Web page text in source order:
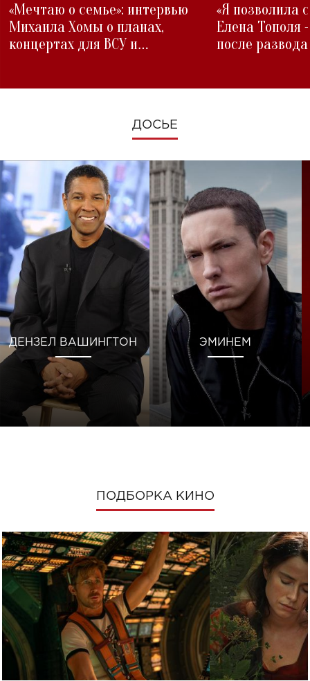
«Мечтаю о семье»: интервью
Михаила Хомы о планах,
концертах для ВСУ и
«Я позволила
Елена Тополя
после развода
ДОСЬЕ
ДЕНЗЕЛ ВАШИНГТОН ЭМИНЕМ
ПОДБОРКА КИНО